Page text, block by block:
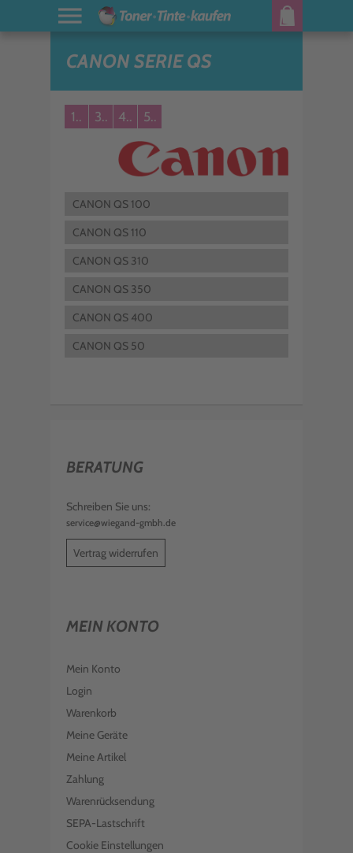
CANON SERIE QS
1.. 3.. 4.. 5..
CANON QS 100
CANON QS 110
CANON QS 310
CANON QS 350
CANON QS 400
CANON QS 50
BERATUNG
Schreiben Sie uns:
service@wiegand-gmbh.de
Vertrag widerrufen
MEIN KONTO
Mein Konto
Login
Warenkorb
Meine Geräte
Meine Artikel
Zahlung
Warenrücksendung
SEPA-Lastschrift
Cookie Einstellungen